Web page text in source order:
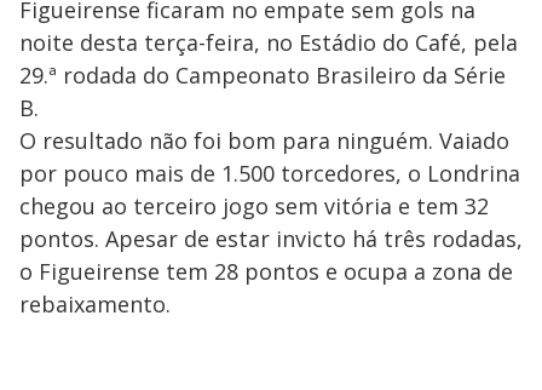
Figueirense ficaram no empate sem gols na
noite desta terça-feira, no Estádio do Café, pela
29.ª rodada do Campeonato Brasileiro da Série
B.
O resultado não foi bom para ninguém. Vaiado
por pouco mais de 1.500 torcedores, o Londrina
chegou ao terceiro jogo sem vitória e tem 32
pontos. Apesar de estar invicto há três rodadas,
o Figueirense tem 28 pontos e ocupa a zona de
rebaixamento.